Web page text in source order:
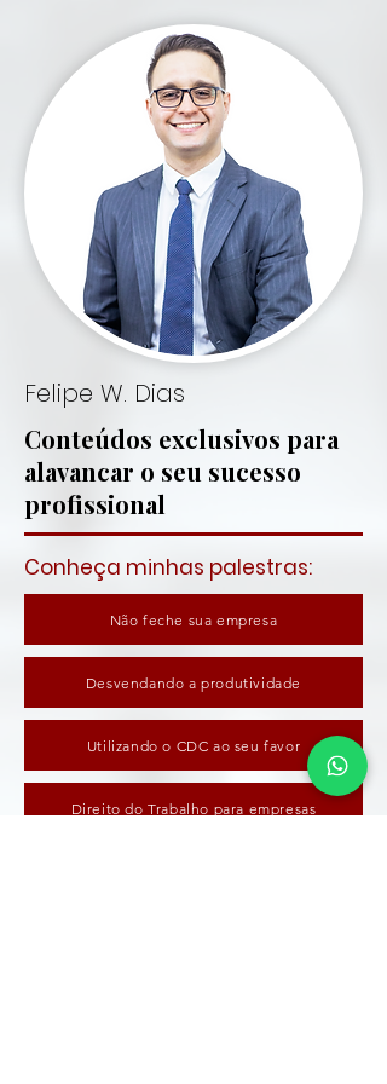
Felipe W. Dias
Conteúdos exclusivos para
alavancar o seu sucesso
profissional
Conheça minhas palestras:
Não feche sua empresa
Desvendando a produtividade
Utilizando o CDC ao seu favor
Direito do Trabalho para empresas